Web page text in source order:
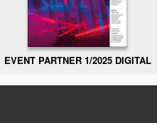
EVENT PARTNER 1/2025 DIGITAL